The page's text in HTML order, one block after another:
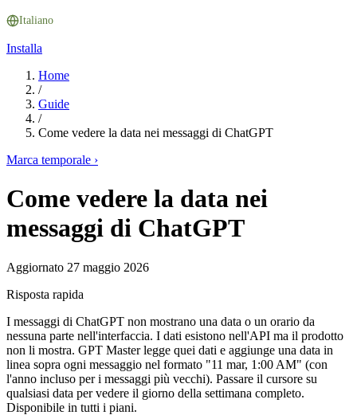
Italiano
Installa
Home
/
Guide
/
Come vedere la data nei messaggi di ChatGPT
Marca temporale ›
Come vedere la data nei
messaggi di ChatGPT
Aggiornato 27 maggio 2026
Risposta rapida
I messaggi di ChatGPT non mostrano una data o un orario da
nessuna parte nell'interfaccia. I dati esistono nell'API ma il prodotto
non li mostra. GPT Master legge quei dati e aggiunge una data in
linea sopra ogni messaggio nel formato "11 mar, 1:00 AM" (con
l'anno incluso per i messaggi più vecchi). Passare il cursore su
qualsiasi data per vedere il giorno della settimana completo.
Disponibile in tutti i piani.